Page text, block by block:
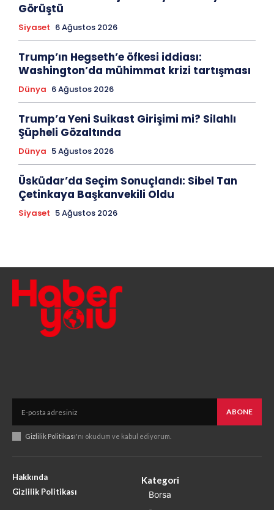
Görüştü
Siyaset 6 Ağustos 2026
Trump’ın Hegseth’e öfkesi iddiası:
Washington’da mühimmat krizi tartışması
Dünya 6 Ağustos 2026
Trump’a Yeni Suikast Girişimi mi? Silahlı
Şüpheli Gözaltında
Dünya 5 Ağustos 2026
Üsküdar’da Seçim Sonuçlandı: Sibel Tan
Çetinkaya Başkanvekili Oldu
Siyaset 5 Ağustos 2026
ABONE
Gizlilik Politikası'nı okudum ve kabul ediyorum.
Hakkında
Gizlilik Politikası
Kategori
Borsa